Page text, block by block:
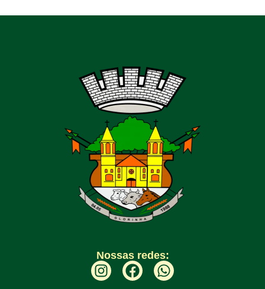
Nossas redes: